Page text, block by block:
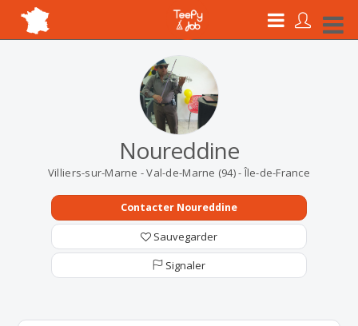
Noureddine
Villiers-sur-Marne - Val-de-Marne (94) - Île-de-France
Contacter Noureddine
Sauvegarder
Signaler